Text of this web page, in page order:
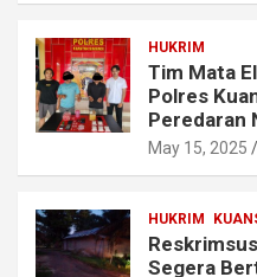
HUKRIM
Tim Mata
Polres
Peredaran
May 15, 2025
HUKRIM
Segera